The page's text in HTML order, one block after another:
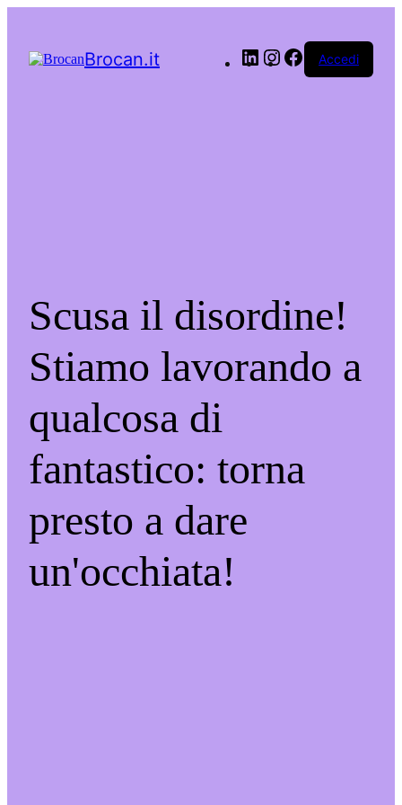
Brocan.it Accedi
Scusa il disordine!
Stiamo lavorando a
qualcosa di
fantastico: torna
presto a dare
un'occhiata!